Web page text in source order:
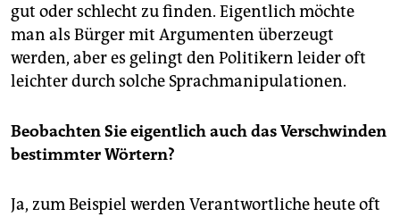
gut oder schlecht zu finden. Eigentlich möchte
man als Bürger mit Argumenten überzeugt
werden, aber es gelingt den Politikern leider oft
leichter durch solche Sprachmanipulationen.
Beobachten Sie eigentlich auch das Verschwinden
bestimmter Wörtern?
Ja, zum Beispiel werden Verantwortliche heute oft